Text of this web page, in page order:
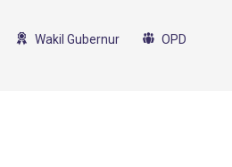
Wakil Gubernur OPD